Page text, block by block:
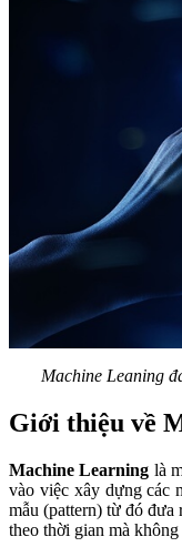
Machine Leaning
Giới thiệu về
Machine Learning là
vào việc xây dựng các
mẫu (pattern) từ đó đưa
theo thời gian mà